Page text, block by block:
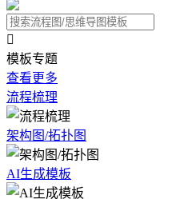

模板专题
查看更多
流程梳理
架构图/拓扑图
AI生成模板